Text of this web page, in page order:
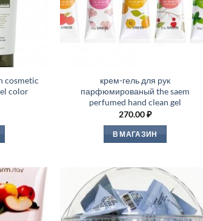
cosmetic
color
крем-гель для рук
парфюмированый the saem
perfumed hand clean gel
270.00₽
В МАГАЗИН